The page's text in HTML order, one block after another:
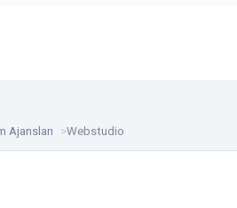
Ajansları Webstudio